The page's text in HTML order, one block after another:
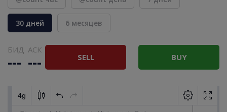
30 дней 6 месяцев
БИД
---
АСК
--- SELL BUY